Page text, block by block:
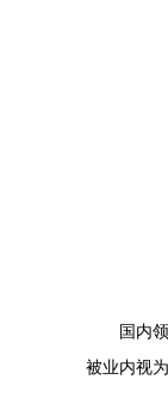
国内
被业内视